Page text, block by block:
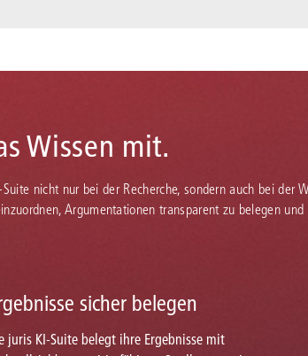
Wissen mit.
nicht nur bei der Recherche, sondern auch bei der
Argumentationen transparent zu belegen
sicher belegen
juris KI-Suite belegt ihre Ergebnisse mit